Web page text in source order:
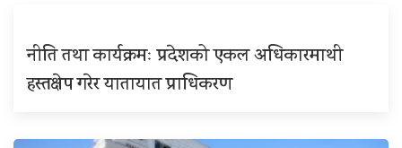
नीति तथा कार्यक्रमः प्रदेशको एकल अधिकारमाथी
हस्तक्षेप गरेर यातायात प्राधिकरण